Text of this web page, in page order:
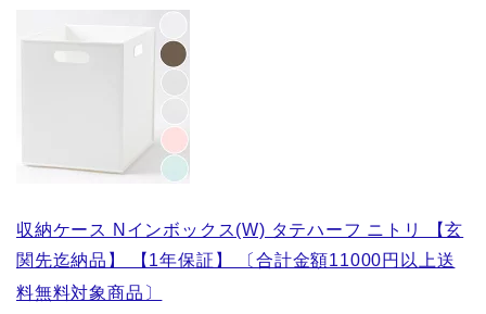
収納ケース Nインボックス(W) タテハーフ ニトリ 【玄
関先迄納品】 【1年保証】 〔合計金額11000円以上送
料無料対象商品〕